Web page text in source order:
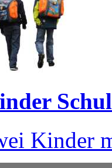
Kinder